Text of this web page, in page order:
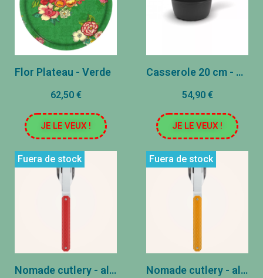
Flor Plateau - Verde
62,50 €
JE LE VEUX !
Casserole 20 cm - Cookut - Grafito
54,90 €
JE LE VEUX !
Fuera de stock
Nomade cutlery - aluminio rojo
Fuera de stock
Nomade cutlery - aluminio naranja